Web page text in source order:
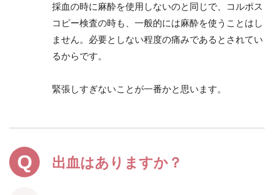
採血の時に麻酔を使用しないのと同じで、コルポス
コピー検査の時も、一般的には麻酔を使うことはし
ません。必要としない程度の痛みであるとされてい
るからです。
緊張しすぎないことが一番かと思います。
出血はありますか？